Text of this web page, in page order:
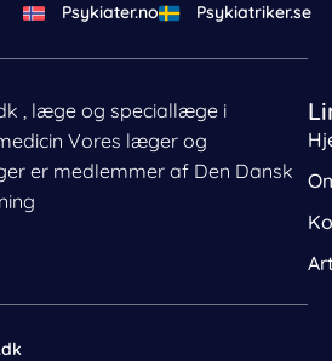
Psykiater.no Psykiatriker.se
, læge og speciallæge i
Vores læger og
er medlemmer af Den Dansk
oplevelse bruger vi cookies
Nægtelse af
visse funktioner.